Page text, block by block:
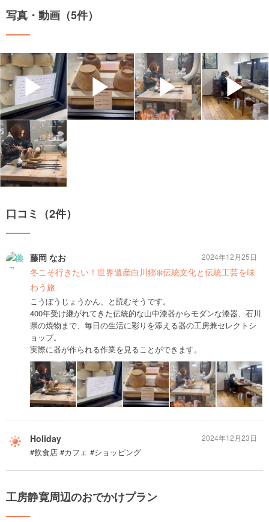
写真・動画（5件）
▶ ▶ ▶ ▶
口コミ（2件）
藤岡 なお
冬こそ行きたい！世界遺産白川郷❄️伝統文化と伝統工芸を味
わう旅
こうぼうじょうかん、と読むそうです。
400年受け継がれてきた伝統的な山中漆器からモダンな漆器、石川
県の焼物まで、毎日の生活に彩りを添える器の工房兼セレクトシ
ョップ。
実際に器が作られる作業を見ることができます。
2024年12月25日
Holiday
#飲食店 #カフェ #ショッピング
2024年12月23日
工房静寛周辺のおでかけプラン